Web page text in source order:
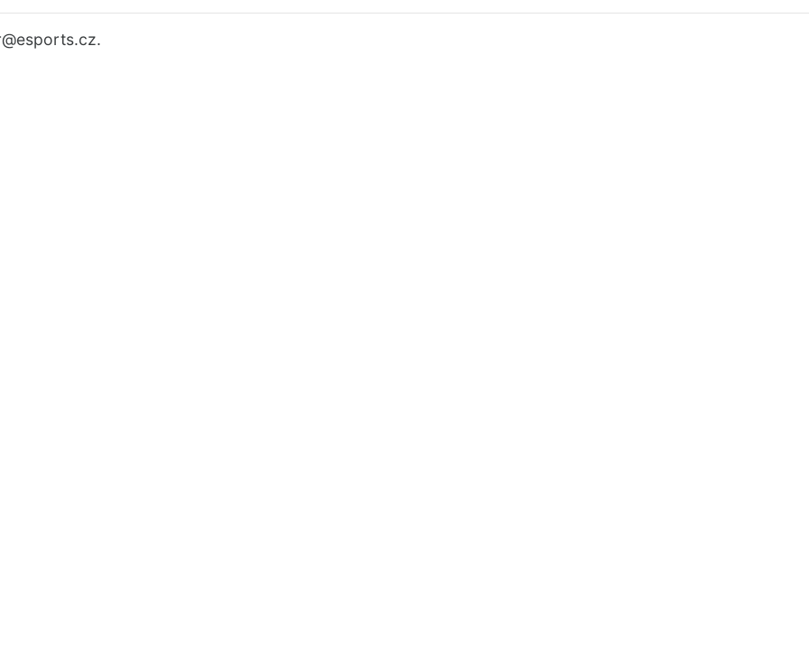
@esports.cz.